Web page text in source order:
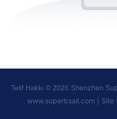
Telif Hakkı © 2026 Shenzhen
www.superbsail.com
Site